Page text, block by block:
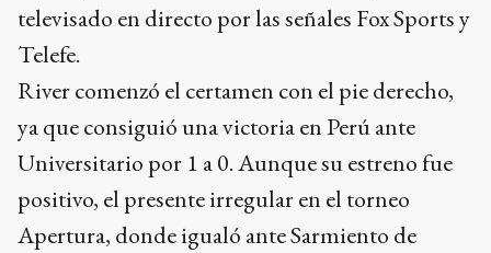
televisado en directo por las señales Fox Sports y
Telefe.
River comenzó el certamen con el pie derecho,
ya que consiguió una victoria en Perú ante
Universitario por 1 a 0. Aunque su estreno fue
positivo, el presente irregular en el torneo
Apertura, donde igualó ante Sarmiento de